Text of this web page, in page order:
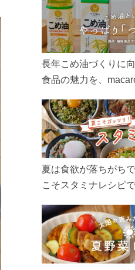
長年こめ油づくりに
食品の魅力を、
ん、製造現場や品質
こめ油をもっと好き
ぜひお楽しみくださ
夏は食欲が落ちがち
こそスタミナレシピ
リ食べて、夏バテを
う！